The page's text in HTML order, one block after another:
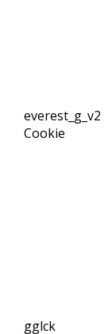
everest_g_v2
Cookie
gglck